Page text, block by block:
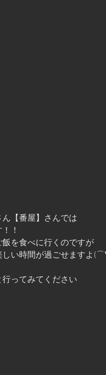
【番屋】さんでは
！
を食べに行くのですが
しい時間が過ごせますよ
ってみてください